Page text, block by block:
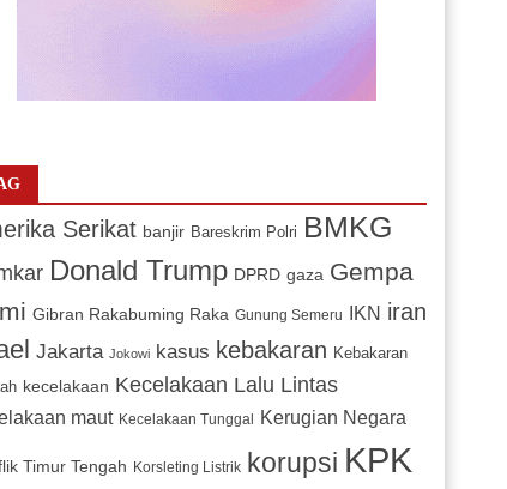
Serikat banjir Bareskrim Polri BMKG
Donald Trump DPRD gaza Gempa
Gibran Rakabuming Raka Gunung Semeru IKN iran
Jakarta Jokowi kasus kebakaran Kebakaran
kecelakaan Kecelakaan Lalu Lintas
maut Kecelakaan Tunggal Kerugian Negara
Timur Tengah Korsleting Listrik korupsi KPK